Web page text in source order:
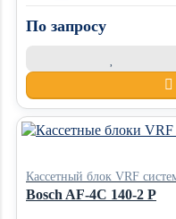
По запросу
Кассетный блок VRF
Bosch AF-4C 140-2 P